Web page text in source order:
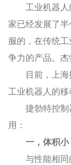
工业机器人
家已经发展了
服的，在传统
争力的产品。
目前，上海
工业机器人的移
捷勃特控制
用：
一，体积小
与性能相同